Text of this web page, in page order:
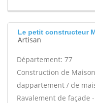
Le petit constructeur
Artisan
Département: 77
Construction de
dappartement / de
Ravalement de façade